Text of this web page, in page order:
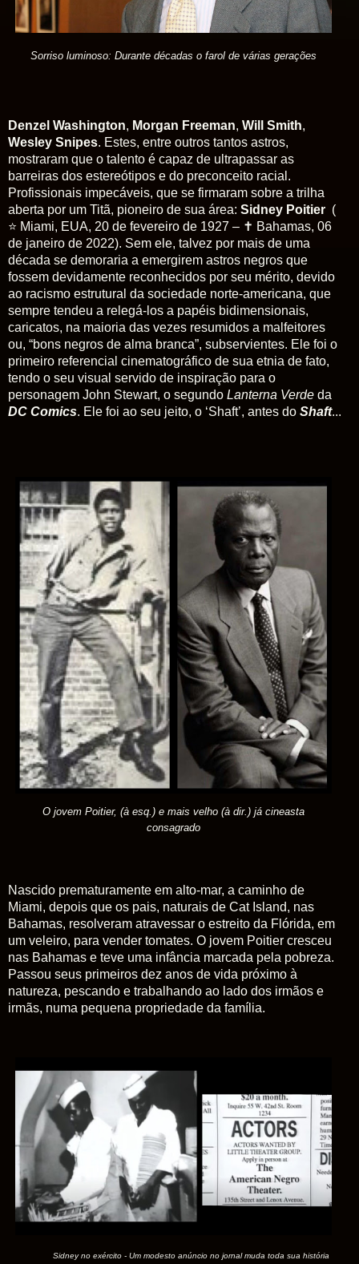
Sorriso luminoso: Durante décadas o farol de várias gerações
Denzel Washington, Morgan Freeman, Will Smith,
Wesley Snipes. Estes, entre outros tantos astros,
mostraram que o talento é capaz de ultrapassar as
barreiras dos estereótipos e do preconceito racial.
Profissionais impecáveis, que se firmaram sobre a trilha
aberta por um Titã, pioneiro de sua área: Sidney Poitier (
⭐ Miami, EUA, 20 de fevereiro de 1927 – ✝ Bahamas, 06
de janeiro de 2022). Sem ele, talvez por mais de uma
década se demoraria a emergirem astros negros que
fossem devidamente reconhecidos por seu mérito, devido
ao racismo estrutural da sociedade norte-americana, que
sempre tendeu a relegá-los a papéis bidimensionais,
caricatos, na maioria das vezes resumidos a malfeitores
ou, “bons negros de alma branca”, subservientes. Ele foi o
primeiro referencial cinematográfico de sua etnia de fato,
tendo o seu visual servido de inspiração para o
personagem John Stewart, o segundo Lanterna Verde da
DC Comics. Ele foi ao seu jeito, o ‘Shaft’, antes do Shaft...
O jovem Poitier, (à esq.) e mais velho (à dir.) já cineasta
consagrado
Nascido prematuramente em alto-mar, a caminho de
Miami, depois que os pais, naturais de Cat Island, nas
Bahamas, resolveram atravessar o estreito da Flórida, em
um veleiro, para vender tomates. O jovem Poitier cresceu
nas Bahamas e teve uma infância marcada pela pobreza.
Passou seus primeiros dez anos de vida próximo à
natureza, pescando e trabalhando ao lado dos irmãos e
irmãs, numa pequena propriedade da família.
Sidney no exército - Um modesto anúncio no jornal muda toda sua história